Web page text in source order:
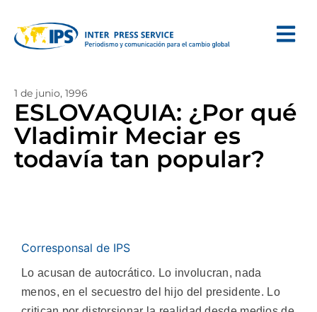
1 de junio, 1996
ESLOVAQUIA: ¿Por qué
Vladimir Meciar es
todavía tan popular?
Corresponsal de IPS
Lo acusan de autocrático. Lo involucran, nada
menos, en el secuestro del hijo del presidente. Lo